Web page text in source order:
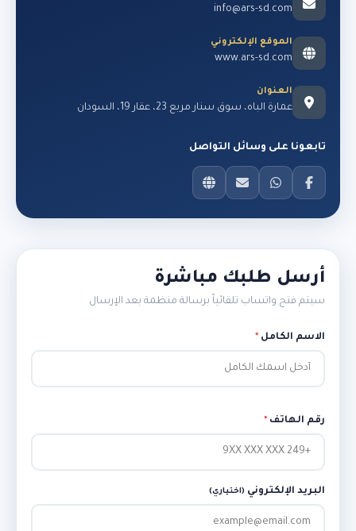
info@ars-sd.com
الموقع الإلكتروني
www.ars-sd.com
العنوان
عمارة الباه، سوق سنار مربع 23، عقار 19، السودان
تابعونا على وسائل التواصل
أرسل طلبك مباشرة
سيتم فتح واتساب تلقائياً برسالة منظمة بعد الإرسال
الاسم الكامل *
رقم الهاتف *
البريد الإلكتروني (اختياري)